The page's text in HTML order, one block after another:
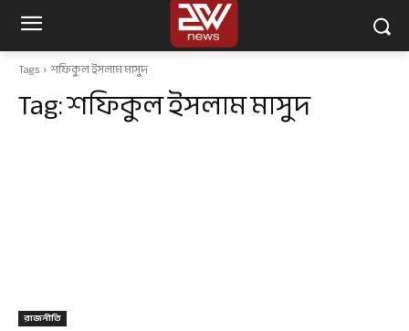
Tags শফিকুল ইসলাম মাসুদ
Tag:শফিকুল ইসলাম মাসুদ
রাজনীতি